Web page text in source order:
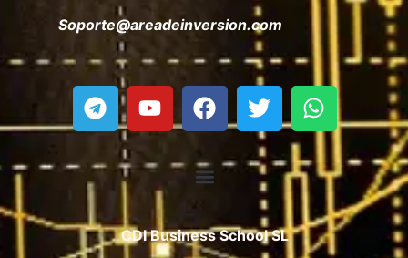
Soporte@areadeinversion.com
CDI Business School SL